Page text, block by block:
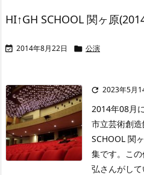
HI↑GH SCHOOL 関ヶ原
 2014年8月22日  公演
 2023年5月
2014年08月
市立芸術創
SCHOOL 関
集です。こ
弘さんがし